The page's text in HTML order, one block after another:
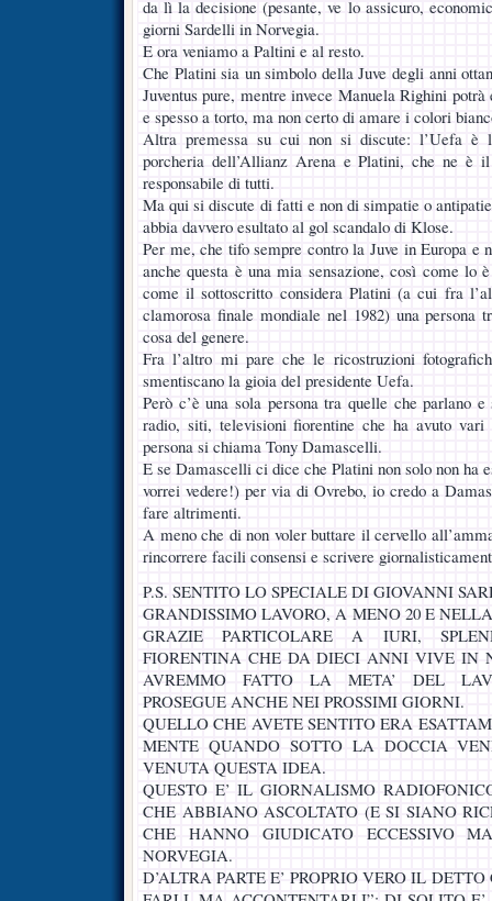
da lì la decisione (pesante, ve lo assicuro,
giorni Sardelli in Norvegia.
E ora veniamo a Paltini e al resto.
Che Platini sia un simbolo della Juve degli anni
Juventus pure, mentre invece Manuela Righini
e spesso a torto, ma non certo di amare i colori
Altra premessa su cui non si discute: l’Uefa è
porcheria dell’Allianz Arena e Platini, che ne è
responsabile di tutti.
Ma qui si discute di fatti e non di simpatie o
abbia davvero esultato al gol scandalo di Klose.
Per me, che tifo sempre contro la Juve in Europa e
anche questa è una mia sensazione, così come lo
come il sottoscritto considera Platini (a cui fra
clamorosa finale mondiale nel 1982) una persona
cosa del genere.
Fra l’altro mi pare che le ricostruzioni
smentiscano la gioia del presidente Uefa.
Però c’è una sola persona tra quelle che parlano
radio, siti, televisioni fiorentine che ha avuto
persona si chiama Tony Damascelli.
E se Damascelli ci dice che Platini non solo non ha
vorrei vedere!) per via di Ovrebo, io credo a
fare altrimenti.
A meno che di non voler buttare il cervello
rincorrere facili consensi e scrivere
P.S. SENTITO LO SPECIALE DI GIOVANNI
GRANDISSIMO LAVORO, A MENO 20 E
GRAZIE PARTICOLARE A IURI,
FIORENTINA CHE DA DIECI ANNI VIVE IN
AVREMMO FATTO LA META’ DEL
PROSEGUE ANCHE NEI PROSSIMI GIORNI.
QUELLO CHE AVETE SENTITO ERA
MENTE QUANDO SOTTO LA DOCCIA
VENUTA QUESTA IDEA.
QUESTO E’ IL GIORNALISMO
CHE ABBIANO ASCOLTATO (E SI SIANO
CHE HANNO GIUDICATO ECCESSIVO
NORVEGIA.
D’ALTRA PARTE E’ PROPRIO VERO IL